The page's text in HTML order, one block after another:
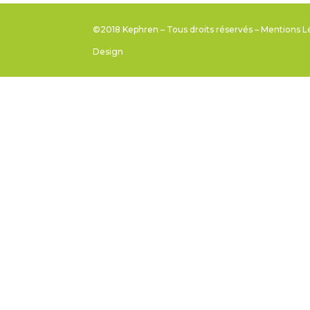
©2018 Kephren – Tous droits réservés –Mentions
Design